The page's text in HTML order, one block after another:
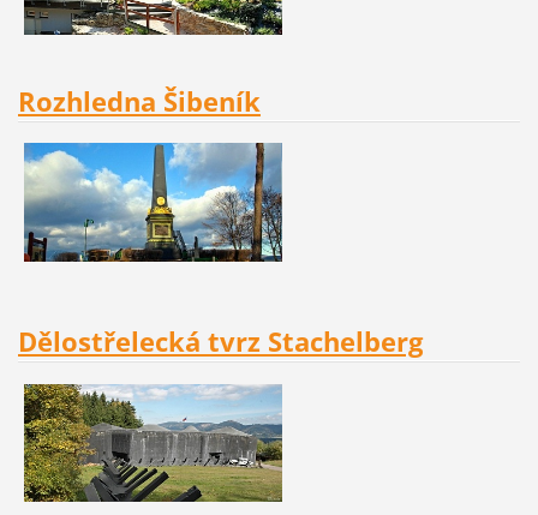
Rozhledna Šibeník
Dělostřelecká tvrz Stachelberg